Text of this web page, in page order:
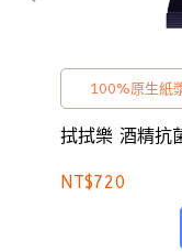
100%原生紙
拭拭樂 酒精抗
NT$720